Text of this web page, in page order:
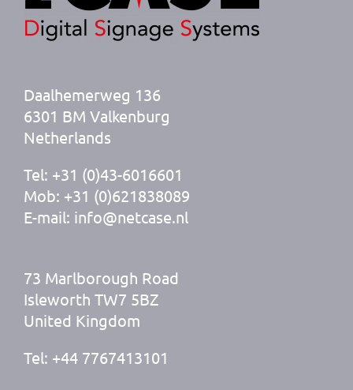
Daalhemerweg 136
6301 BM Valkenburg
Netherlands
Tel: +31 (0)43-6016601
Mob: +31 (0)621838089
E-mail: info@netcase.nl
73 Marlborough Road
Isleworth TW7 5BZ
United Kingdom
Tel: +44 7767413101